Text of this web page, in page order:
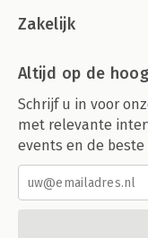
Zakelijk
Altijd op de
Schrijf u in voor
met relevante
events en de beste